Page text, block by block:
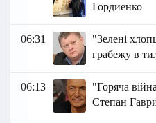
Гордиенко
06:31
"Зелені
грабежу в
06:13
"Горяча
Степан